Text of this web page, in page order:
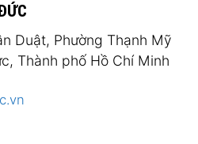
Duật, Phường Thạnh Mỹ
Thành phố Hồ Chí Minh